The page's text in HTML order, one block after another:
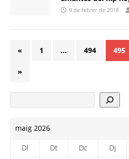
9 de febrer de 2018
« 1 … 494 495
»
maig 2026
Dl Dt Dc Dj